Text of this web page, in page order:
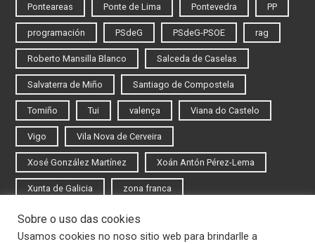
Ponteareas Ponte de Lima Pontevedra PP
programación PSdeG PSdeG-PSOE rag
Roberto Mansilla Blanco Salceda de Caselas
Salvaterra de Miño Santiago de Compostela
Tomiño Tui valença Viana do Castelo
Vigo Vila Nova de Cerveira
Xosé González Martínez Xoán Antón Pérez-Lema
Xunta de Galicia zona franca
Iniciar sesión
Sobre o uso das cookies
Usamos cookies no noso sitio web para brindarlle a